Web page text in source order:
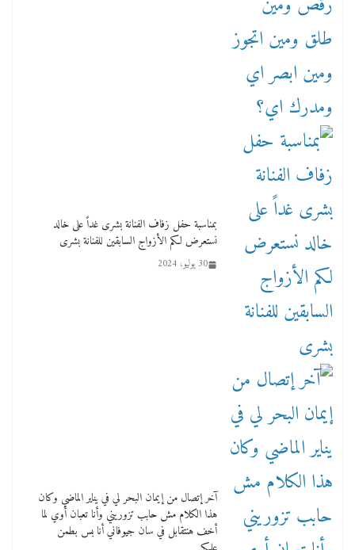
بمناسبة حفل زفاف الفنانة بشرى غداً على خالد
نستعرض لكم الأزواج السابقين للفنانة بشرى
30 يوليو، 2024
آخر إتصال من إيمان البحر لي في يناير الماضي وكان
هذا الكلام مش حابب تزوريني وأنا تعبان أوي لما
أخف هنتقابل في سان جيوفاني أنا بس بطمن